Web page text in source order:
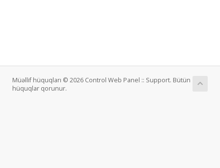
Müəllif hüquqları © 2026 Control Web Panel :: Support. Bütün
hüquqlar qorunur.